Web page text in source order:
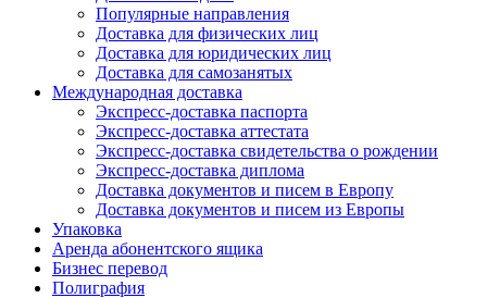
Популярные направления
Доставка для физических лиц
Доставка для юридических лиц
Доставка для самозанятых
Международная доставка
Экспресс-доставка паспорта
Экспресс-доставка аттестата
Экспресс-доставка свидетельства о рождении
Экспресс-доставка диплома
Доставка документов и писем в Европу
Доставка документов и писем из Европы
Упаковка
Аренда абонентского ящика
Бизнес перевод
Полиграфия